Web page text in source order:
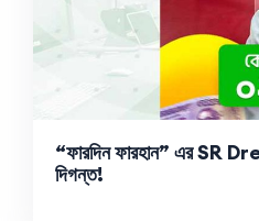
“ফারদিন ফারহান” এর SR
দিগন্ত!